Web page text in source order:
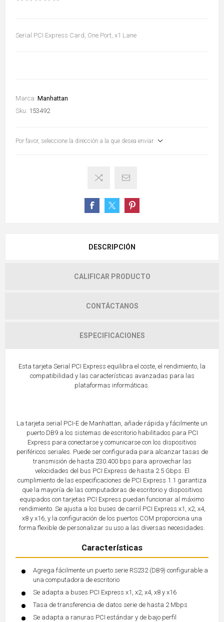
Serial PCI Express Card, One Port, x1 Lane
Marca: Manhattan
Sku: 153492
Por favor, seleccione la dirección a la que desea enviar
DESCRIPCIÓN
CALIFICAR PRODUCTO
CONTÁCTANOS
ESPECIFICACIONES
Esta tarjeta Serial PCI Express equilibra el coste, el rendimiento, la
compatibilidad y las características avanzadas para las
plataformas informáticas.
La tarjeta serial PCI-E de Manhattan, añade rápida y fácilmente un
puerto DB9 a los sistemas de escritorio habilitados para PCI
Express para conectarse y comunicarse con los dispositivos
periféricos seriales. Puede ser configurada para alcanzar tasas de
transmisión de hasta 230.400 bps para aprovechar las
velocidades del bus PCI Express de hasta 2.5 Gbps. El
cumplimiento de las especificaciones de PCI Express 1.1 garantiza
que la mayoría de las computadoras de escritorio y dispositivos
equipados con tarjetas PCI Express puedan funcionar al máximo
rendimiento. Se ajusta a los buses de carril PCI Express x1, x2, x4,
x8 y x16, y la configuración de los puertos COM proporciona una
forma flexible de personalizar su uso a las diversas necesidades.
Características
Agrega fácilmente un puerto serie RS232 (DB9) configurable a
una computadora de escritorio
Se adapta a buses PCI Express x1, x2, x4, x8 y x16
Tasa de transferencia de datos serie de hasta 2 Mbps
Se adapta a ranuras PCI estándar y de bajo perfil